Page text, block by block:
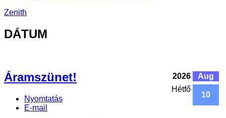
Zenith
DÁTUM
2026
Aug
Hétfő
10
Áramszünet!
Nyomtatás
E-mail